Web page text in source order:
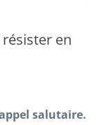
en
salutaire.